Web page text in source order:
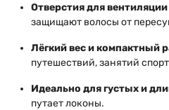
Отверстия для вентиляции
защищают волосы от
Лёгкий вес и компактный
путешествий, занятий
Идеально для густых и
путает локоны.